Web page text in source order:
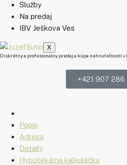
Služby
Na predaj
IBV Ješkova Ves
X
Diskrétny a profesionálny predaj a kúpa nehnuteľností v
+421 907 286
Popis
Adresa
Detaily
Hypotekárna kalkulačka